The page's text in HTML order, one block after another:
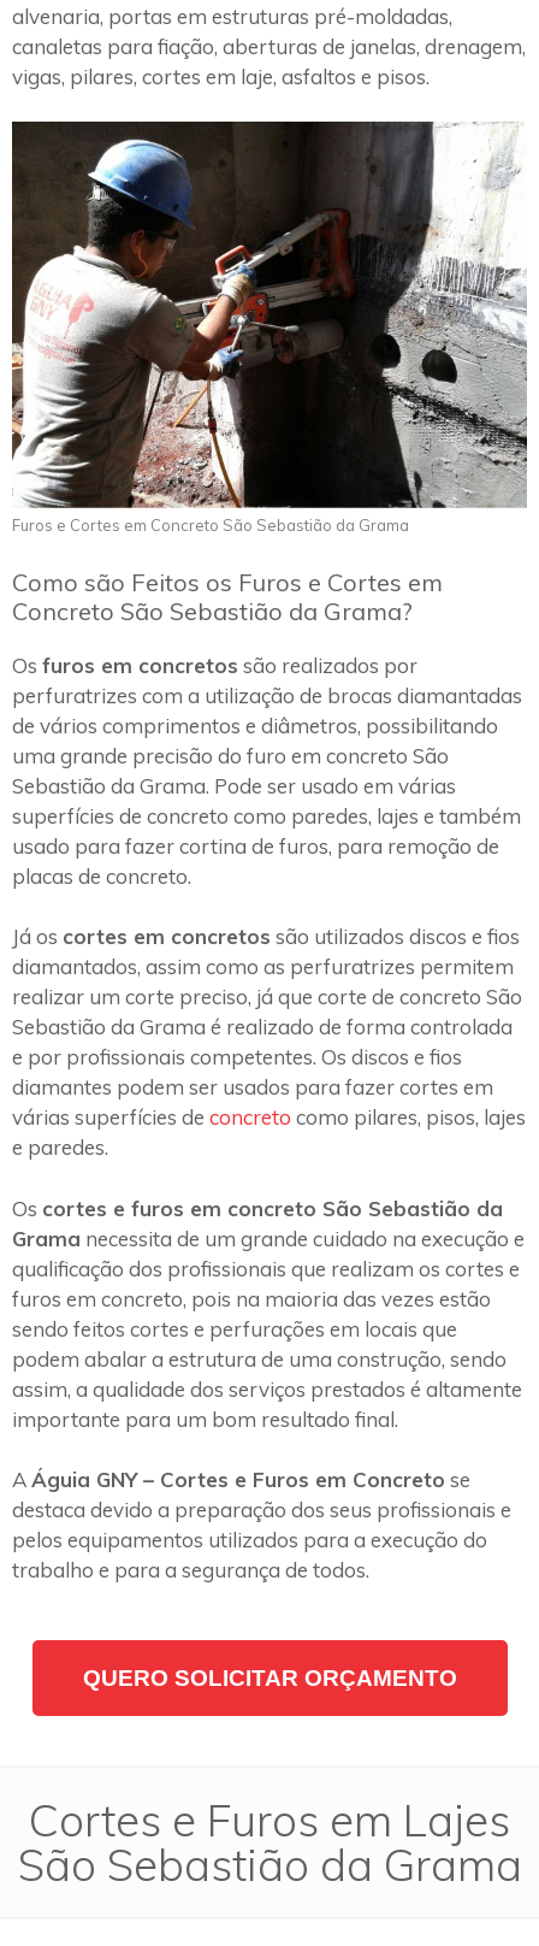
alvenaria, portas em estruturas pré-moldadas,
canaletas para fiação, aberturas de janelas, drenagem,
vigas, pilares, cortes em laje, asfaltos e pisos.
Furos e Cortes em Concreto São Sebastião da Grama
Como são Feitos os Furos e Cortes em
Concreto São Sebastião da Grama?
Os furos em concretos são realizados por
perfuratrizes com a utilização de brocas diamantadas
de vários comprimentos e diâmetros, possibilitando
uma grande precisão do furo em concreto São
Sebastião da Grama. Pode ser usado em várias
superfícies de concreto como paredes, lajes e também
usado para fazer cortina de furos, para remoção de
placas de concreto.
Já os cortes em concretos são utilizados discos e fios
diamantados, assim como as perfuratrizes permitem
realizar um corte preciso, já que corte de concreto São
Sebastião da Grama é realizado de forma controlada
e por profissionais competentes. Os discos e fios
diamantes podem ser usados para fazer cortes em
várias superfícies de concreto como pilares, pisos, lajes
e paredes.
Os cortes e furos em concreto São Sebastião da
Grama necessita de um grande cuidado na execução e
qualificação dos profissionais que realizam os cortes e
furos em concreto, pois na maioria das vezes estão
sendo feitos cortes e perfurações em locais que
podem abalar a estrutura de uma construção, sendo
assim, a qualidade dos serviços prestados é altamente
importante para um bom resultado final.
AÁguia GNY – Cortes e Furos em Concreto se
destaca devido a preparação dos seus profissionais e
pelos equipamentos utilizados para a execução do
trabalho e para a segurança de todos.
QUERO SOLICITAR ORÇAMENTO
Cortes e Furos em Lajes
São Sebastião da Grama